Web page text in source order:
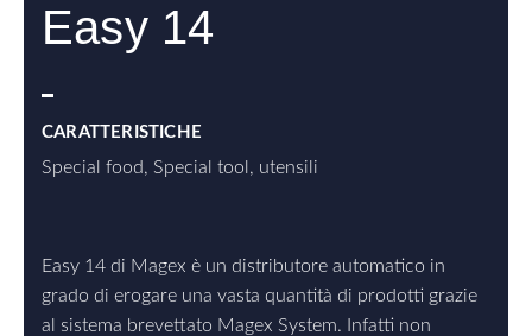
Easy 14
CARATTERISTICHE
Special food, Special tool , utensili
Easy 14 di Magex è un distributore automatico in
grado di erogare una vasta quantità di prodotti grazie
al sistema brevettato Magex System. Infatti non